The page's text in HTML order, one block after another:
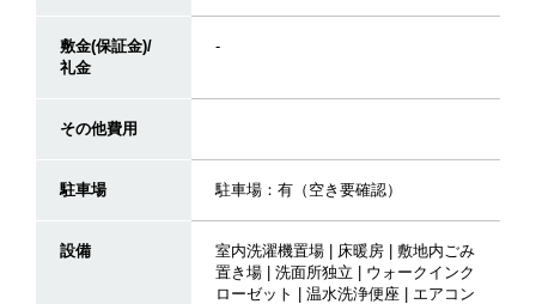
敷金(保証金)/
礼金
-
その他費用
駐車場 駐車場：有（空き要確認）
設備
室内洗濯機置場 | 床暖房 | 敷地内ごみ
置き場 | 洗面所独立 | ウォークインク
ローゼット | 温水洗浄便座 | エアコン